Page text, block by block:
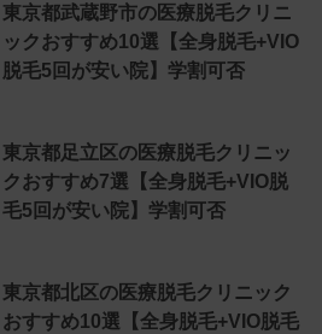
東京都武蔵野市の医療脱毛クリニ
ックおすすめ10選【全身脱毛+VIO
脱毛5回が安い院】学割可否
東京都足立区の医療脱毛クリニッ
クおすすめ7選【全身脱毛+VIO脱
毛5回が安い院】学割可否
東京都北区の医療脱毛クリニック
おすすめ10選【全身脱毛+VIO脱毛